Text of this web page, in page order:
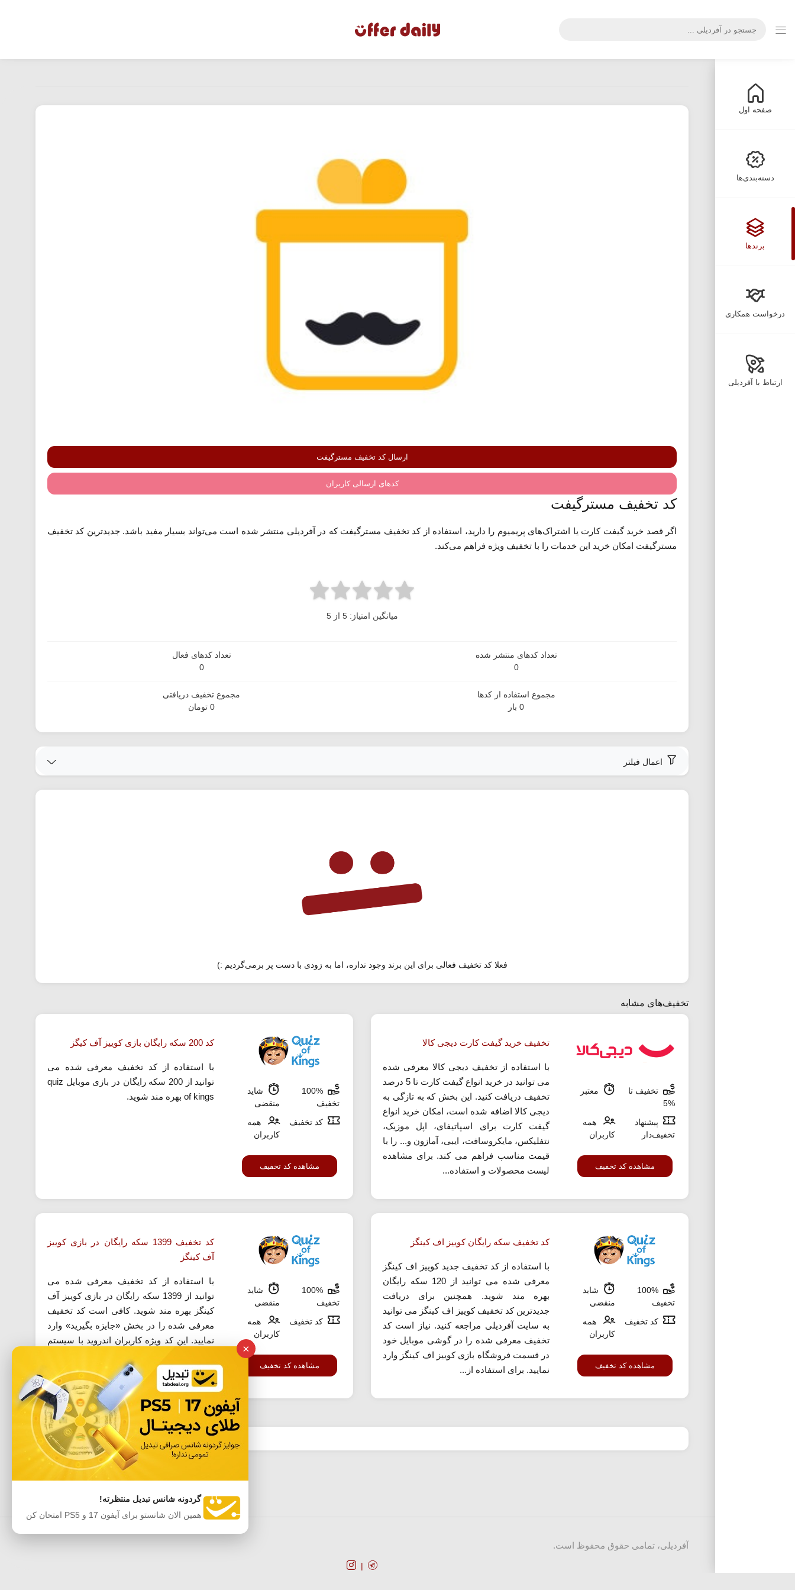
صفحه اول
دسته‌بندی‌ها
برندها
درخواست همکاری
ارتباط با آفردیلی
ارسال کد تخفیف مسترگیفت
کدهای ارسالی کاربران
کد تخفیف مسترگیفت
اگر قصد خرید گیفت کارت یا اشتراک‌های پریمیوم را دارید، استفاده از کد تخفیف مسترگیفت که در آفردیلی منتشر شده است می‌تواند بسیار مفید باشد. جدیدترین کد تخفیف
مسترگیفت امکان خرید این خدمات را با تخفیف ویژه فراهم می‌کند.
میانگین امتیاز: 5 از 5
تعداد کدهای منتشر شده
0
تعداد کدهای فعال
0
مجموع استفاده از کدها
0 بار
مجموع تخفیف دریافتی
0 تومان
اعمال فیلتر
فعلا کد تخفیف فعالی برای این برند وجود نداره، اما به زودی با دست پر برمی‌گردیم :)
تخفیف‌های مشابه
تخفیف تا
%5
معتبر
پیشنهاد
تخفیف‌دار
همه
کاربران
مشاهده کد تخفیف
تخفیف خرید گیفت کارت دیجی کالا
با استفاده از تخفیف دیجی کالا معرفی شده
می توانید در خرید انواع گیفت کارت تا 5 درصد
تخفیف دریافت کنید. این بخش که به تازگی به
دیجی کالا اضافه شده است، امکان خرید انواع
گیفت کارت برای اسپاتیفای، اپل موزیک،
نتفلیکس، مایکروسافت، ایبی، آمازون و... را با
قیمت مناسب فراهم می کند. برای مشاهده
لیست محصولات و استفاده...
100%
تخفیف
شاید
منقضی
کد تخفیف
همه
کاربران
مشاهده کد تخفیف
کد 200 سکه رایگان بازی کوییز آف کیگز
با استفاده از کد تخفیف معرفی شده می
توانید از 200 سکه رایگان در بازی موبایل quiz
of kings بهره مند شوید.
100%
تخفیف
شاید
منقضی
کد تخفیف
همه
کاربران
مشاهده کد تخفیف
کد تخفیف سکه رایگان کوییز اف کینگز
با استفاده از کد تخفیف جدید کوییز اف کینگز
معرفی شده می توانید از 120 سکه رایگان
بهره مند شوید. همچنین برای دریافت
جدیدترین کد تخفیف کوییز اف کینگز می توانید
به سایت آفردیلی مراجعه کنید. نیاز است کد
تخفیف معرفی شده را در گوشی موبایل خود
در قسمت فروشگاه بازی کوییز اف کینگز وارد
نمایید. برای استفاده از...
100%
تخفیف
شاید
منقضی
کد تخفیف
همه
کاربران
مشاهده کد تخفیف
کد تخفیف 1399 سکه رایگان در بازی کوییز
آف کینگز
با استفاده از کد تخفیف معرفی شده می
توانید از 1399 سکه رایگان در بازی کوییز آف
کینگز بهره مند شوید. کافی است کد تخفیف
معرفی شده را در بخش «جایزه بگیرید» وارد
نمایید. این کد ویژه کاربران اندروید با سیستم
×
گردونه شانس تبدیل منتظرته!
همین الان شانستو برای آیفون 17 و PS5 امتحان کن
آفردیلی، تمامی حقوق محفوظ است.